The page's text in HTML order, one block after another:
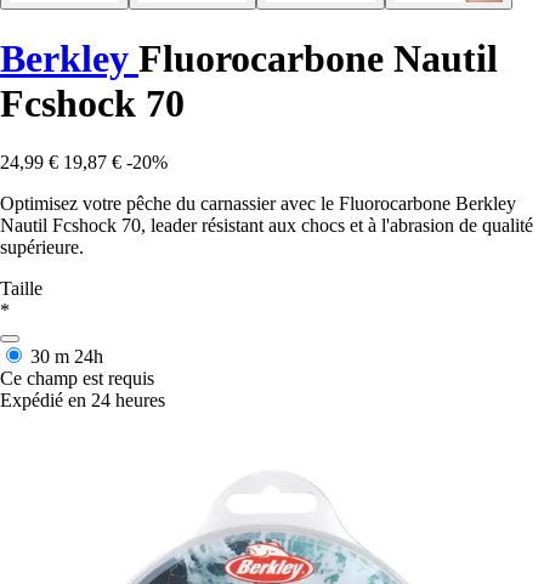
Berkley Fluorocarbone Nautil
Fcshock 70
24,99 € 19,87 € -20%
Optimisez votre pêche du carnassier avec le Fluorocarbone Berkley
Nautil Fcshock 70, leader résistant aux chocs et à l'abrasion de qualité
supérieure.
Taille
*
30 m 24h
Ce champ est requis
Expédié en 24 heures